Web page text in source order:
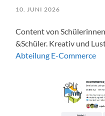
10. JUNI 2026
Content von
&Schüler. Kreativ und
Abteilung E-Commerce